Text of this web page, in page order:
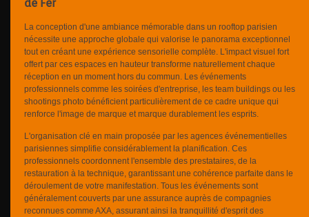
de Fer
La conception d'une ambiance mémorable dans un rooftop parisien
nécessite une approche globale qui valorise le panorama exceptionnel
tout en créant une expérience sensorielle complète. L'impact visuel fort
offert par ces espaces en hauteur transforme naturellement chaque
réception en un moment hors du commun. Les événements
professionnels comme les soirées d'entreprise, les team buildings ou les
shootings photo bénéficient particulièrement de ce cadre unique qui
renforce l'image de marque et marque durablement les esprits.
L'organisation clé en main proposée par les agences événementielles
parisiennes simplifie considérablement la planification. Ces
professionnels coordonnent l'ensemble des prestataires, de la
restauration à la technique, garantissant une cohérence parfaite dans le
déroulement de votre manifestation. Tous les événements sont
généralement couverts par une assurance auprès de compagnies
reconnues comme AXA, assurant ainsi la tranquillité d'esprit des